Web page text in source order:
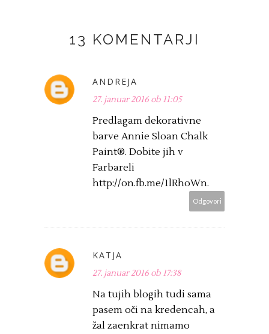
13 KOMENTARJI
ANDREJA
27. januar 2016 ob 11:05
Predlagam dekorativne
barve Annie Sloan Chalk
Paint®. Dobite jih v
Farbareli
http://on.fb.me/1lRhoWn.
Odgovori
KATJA
27. januar 2016 ob 17:38
Na tujih blogih tudi sama
pasem oči na kredencah, a
žal zaenkrat nimamo